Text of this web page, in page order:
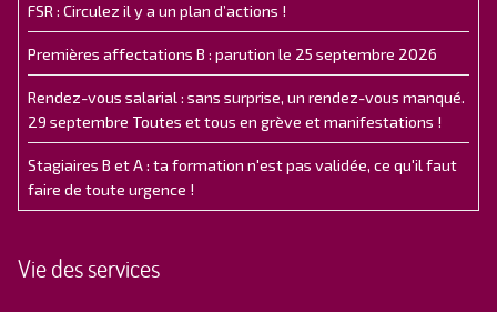
FSR : Circulez il y a un plan d’actions !
Premières affectations B : parution le 25 septembre 2026
Rendez-vous salarial : sans surprise, un rendez-vous manqué.
29 septembre Toutes et tous en grève et manifestations !
Stagiaires B et A : ta formation n'est pas validée, ce qu'il faut
faire de toute urgence !
Vie des services